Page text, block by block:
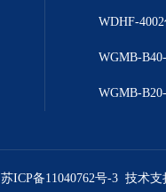
WGMB-
WGMB-
苏ICP备11040762号-3 技术支